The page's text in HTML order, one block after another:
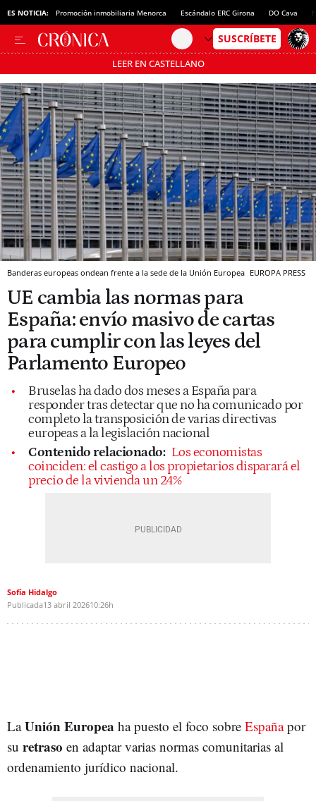
ES NOTICIA: Promoción inmobiliaria Menorca Escándalo ERC Girona DO Cava
LEER EN CASTELLANO
Pásate al MODO AHORRO
Banderas europeas ondean frente a la sede de la Unión Europea EUROPA PRESS
UE cambia las normas para
España: envío masivo de cartas
para cumplir con las leyes del
Parlamento Europeo
Bruselas ha dado dos meses a España para
responder tras detectar que no ha comunicado por
completo la transposición de varias directivas
europeas a la legislación nacional
Contenido relacionado: Los economistas
coinciden: el castigo a los propietarios disparará el
precio de la vivienda un 24%
Sofía Hidalgo
Publicada13 abril 202610:26h
LaUnión Europea ha puesto el foco sobre Españapor
su retraso en adaptar varias normas comunitarias al
ordenamiento jurídico nacional.